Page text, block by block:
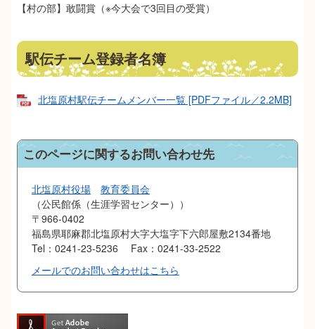
【村の部】敢闘賞（※今大会で3回目の受賞）
駅伝チーム登録者名簿
北塩原村駅伝チームメンバー一覧 [PDFファイル／2.2MB]
このページに関するお問い合わせ先
北塩原村役場
教育委員会
公民館係（生涯学習センター）
〒966-0402
福島県耶麻郡北塩原村大字大塩字下六郎屋敷2134番地
Tel：0241-23-5236
Fax：0241-33-2522
メールでのお問い合わせはこちら